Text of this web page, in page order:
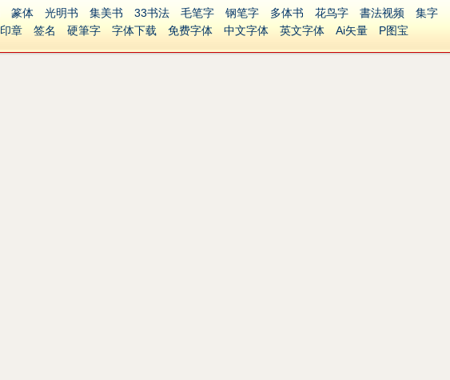
篆体 光明书 集美书 33书法 毛笔字 钢笔字 多体书 花鸟字 書法视频
集字
印章 签名 硬筆字 字体下载 免费字体 中文字体 英文字体 Ai矢量
P图宝